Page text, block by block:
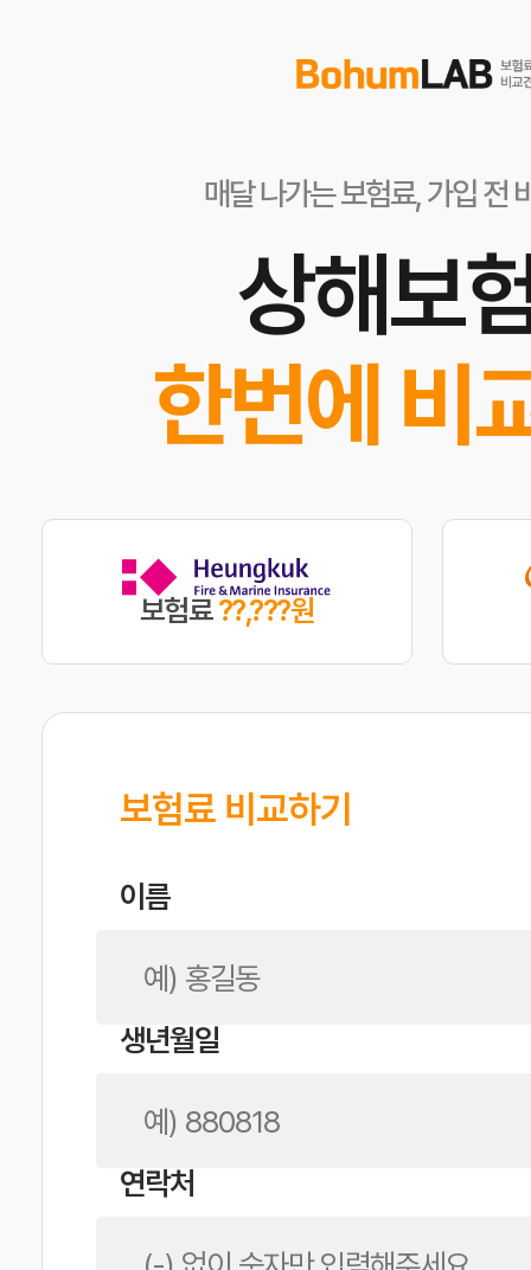
매달 나가는 보험료, 가입 전
상해보
한번에 비
보험료??,???원
보험료 비교하기
이름
생년월일
연락처